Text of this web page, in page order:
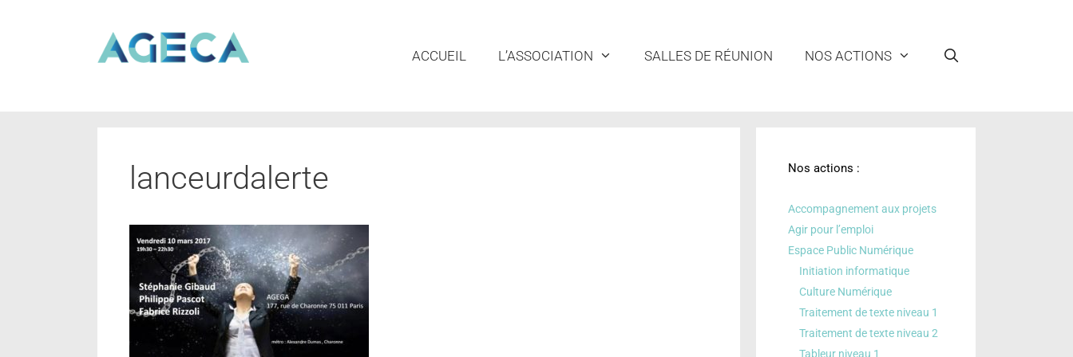
ACCUEIL L’ASSOCIATION SALLES DE RÉUNION NOS ACTIONS
lanceurdalerte Nos actions :
Accompagnement aux projets
Agir pour l’emploi
Espace Public Numérique
Initiation informatique
Culture Numérique
Traitement de texte niveau 1
Traitement de texte niveau 2
Tableur niveau 1